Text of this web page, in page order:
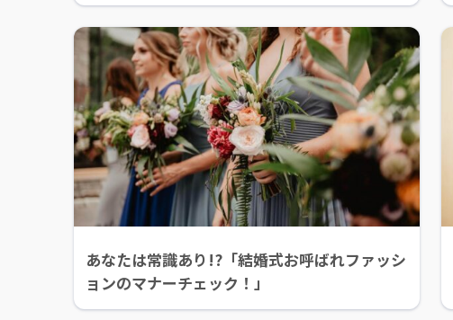
あなたは常識あり!?「結婚式お呼ばれファッシ
ョンのマナーチェック！」